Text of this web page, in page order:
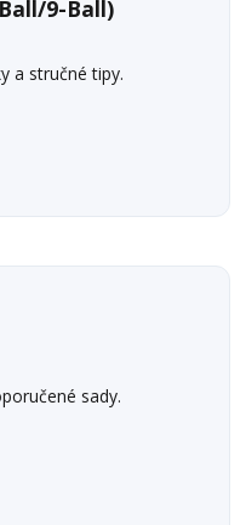
9-Ball)
a stručné tipy.
sady.